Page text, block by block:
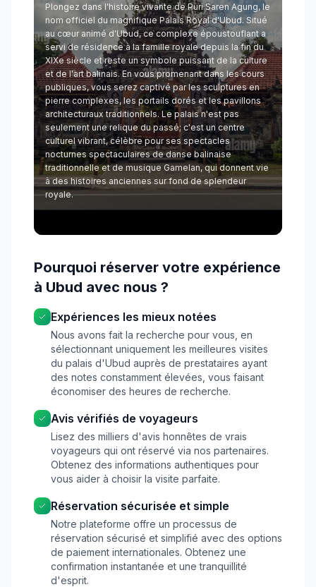
Plongez dans l'histoire vivante de Puri Saren Agung, le
nom officiel du magnifique Palais Royal d'Ubud. Situé
au cœur animé d'Ubud, ce complexe époustouflant a
servi de résidence à la famille royale depuis la fin du
XIXe siècle et reste un symbole puissant de la culture
et de l'art balinais. En vous promenant dans les cours
publiques, vous serez captivé par les sculptures en
pierre complexes, les portails dorés et les pavillons
architecturaux traditionnels. Le palais n'est pas
seulement une relique du passé; c'est un centre
culturel vibrant, célèbre pour ses spectacles
nocturnes spectaculaires de danse balinaise
traditionnelle et de musique Gamelan, qui donnent vie
à des histoires anciennes sur fond de splendeur
royale.
Pourquoi réserver votre expérience
à Ubud avec nous ?
Expériences les mieux notées
Nous avons fait la recherche pour vous, en
sélectionnant uniquement les meilleures visites
du palais d'Ubud auprès de prestataires ayant
des notes constamment élevées, vous faisant
économiser des heures de recherche.
Avis vérifiés de voyageurs
Lisez des milliers d'avis honnêtes de vrais
voyageurs qui ont réservé via nos partenaires.
Obtenez des informations authentiques pour
vous aider à choisir la visite parfaite.
Réservation sécurisée et simple
Notre plateforme offre un processus de
réservation sécurisé et simplifié avec des options
de paiement internationales. Obtenez une
confirmation instantanée et une tranquillité
d'esprit.